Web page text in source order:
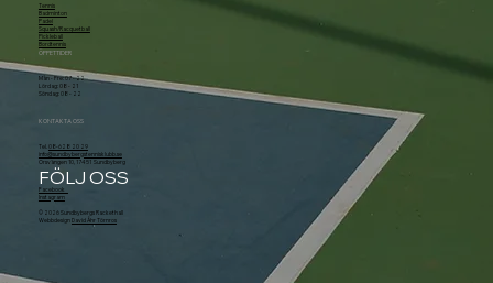
Tennis
Badminton
Padel
Squash/Racquetball
Pickleball
Bordtennis
ÖPPETTIDER
Mån - Fre: 07 - 22
Lördag: 08 - 21
Söndag: 08 - 22
KONTAKTA OSS
Tel.
08-628 20 29
info@sundbybergstennisklubb.se
Örsvängen 10, 174 51 Sundbyberg
FÖLJ OSS
Facebook
Instagram
© 2026 Sundbybergs Rackethall
Webbdesign David Åhr Törnros